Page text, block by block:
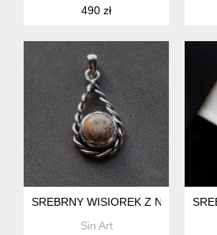
490 zł
SREBRNY WISIOREK Z
Sin Art